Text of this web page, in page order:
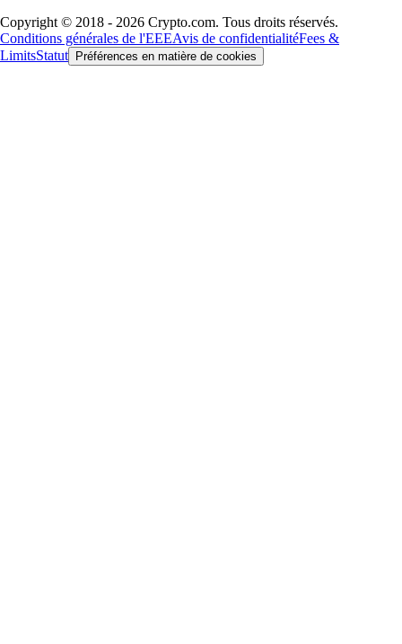
Copyright © 2018 - 2026 Crypto.com. Tous droits réservés.
Conditions générales de l'EEEAvis de confidentialitéFees &
LimitsStatut Préférences en matière de cookies